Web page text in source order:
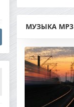
МУЗЫКА MP3